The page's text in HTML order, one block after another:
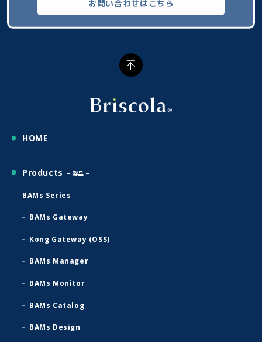
お問い合わせはこちら
HOME
Products 製品
BAMs Series
BAMs Gateway
Kong Gateway (OSS)
BAMs Manager
BAMs Monitor
BAMs Catalog
BAMs Design